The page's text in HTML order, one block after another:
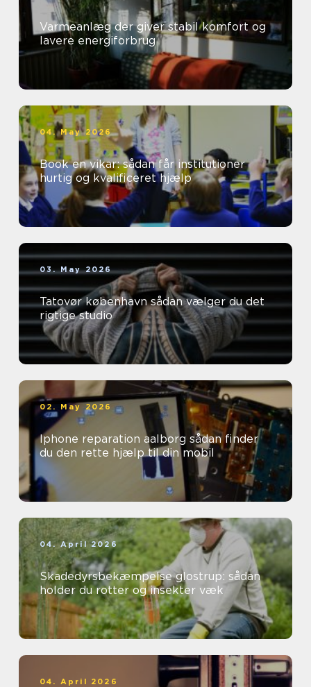
Varmeanlæg der giver stabil komfort og
lavere energiforbrug
04. May 2026
Book en vikar: sådan får institutioner
hurtig og kvalificeret hjælp
03. May 2026
Tatovør københavn sådan vælger du det
rigtige studio
02. May 2026
Iphone reparation aalborg sådan finder
du den rette hjælp til din mobil
04. April 2026
Skadedyrsbekæmpelse glostrup: sådan
holder du rotter og insekter væk
04. April 2026